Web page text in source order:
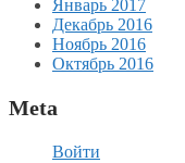
Январь 2017
Декабрь 2016
Ноябрь 2016
Октябрь 2016
Meta
Войти